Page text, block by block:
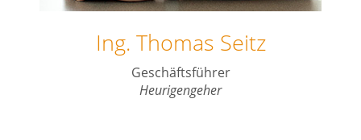
Ing. Thomas Seitz
Geschäftsführer
Heurigengeher